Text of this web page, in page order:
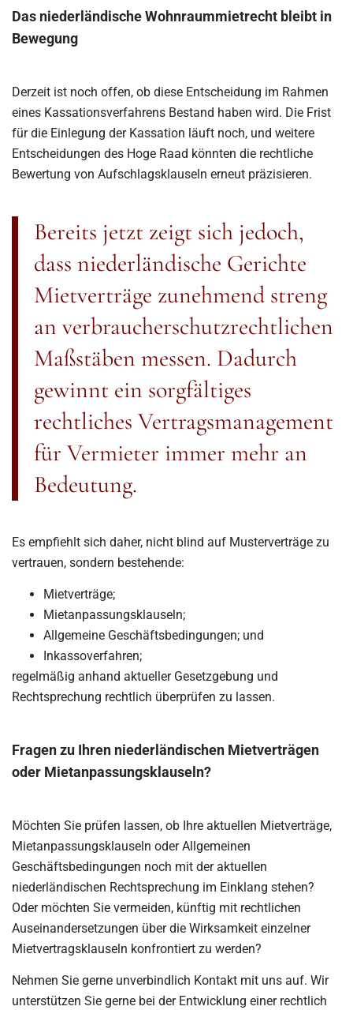
Das niederländische Wohnraummietrecht bleibt in
Bewegung
Derzeit ist noch offen, ob diese Entscheidung im Rahmen
eines Kassationsverfahrens Bestand haben wird. Die Frist
für die Einlegung der Kassation läuft noch, und weitere
Entscheidungen des Hoge Raad könnten die rechtliche
Bewertung von Aufschlagsklauseln erneut präzisieren.
Bereits jetzt zeigt sich jedoch,
dass niederländische Gerichte
Mietverträge zunehmend streng
an verbraucherschutzrechtlichen
Maßstäben messen. Dadurch
gewinnt ein sorgfältiges
rechtliches Vertragsmanagement
für Vermieter immer mehr an
Bedeutung.
Es empfiehlt sich daher, nicht blind auf Musterverträge zu
vertrauen, sondern bestehende:
Mietverträge;
Mietanpassungsklauseln;
Allgemeine Geschäftsbedingungen; und
Inkassoverfahren;
regelmäßig anhand aktueller Gesetzgebung und
Rechtsprechung rechtlich überprüfen zu lassen.
Fragen zu Ihren niederländischen Mietverträgen
oder Mietanpassungsklauseln?
Möchten Sie prüfen lassen, ob Ihre aktuellen Mietverträge,
Mietanpassungsklauseln oder Allgemeinen
Geschäftsbedingungen noch mit der aktuellen
niederländischen Rechtsprechung im Einklang stehen?
Oder möchten Sie vermeiden, künftig mit rechtlichen
Auseinandersetzungen über die Wirksamkeit einzelner
Mietvertragsklauseln konfrontiert zu werden?
Nehmen Sie gerne unverbindlich Kontakt mit uns auf. Wir
unterstützen Sie gerne bei der Entwicklung einer rechtlich